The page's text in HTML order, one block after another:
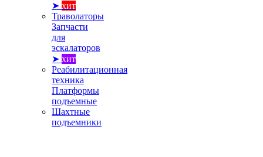
➤ хит
Траволаторы
Запчасти
для
эскалаторов
➤ хит
Реабилитационная
техника
Платформы
подъемные
Шахтные
подъемники